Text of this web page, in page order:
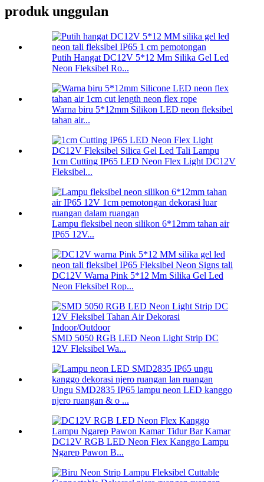
produk unggulan
Putih Hangat DC12V 5*12 Mm Silika Gel Led
Neon Fleksibel Ro...
Warna biru 5*12mm Silikon LED neon fleksibel
tahan air...
1cm Cutting IP65 LED Neon Flex Light DC12V
Fleksibel...
Lampu fleksibel neon silikon 6*12mm tahan air
IP65 12V...
DC12V Warna Pink 5*12 Mm Silika Gel Led
Neon Fleksibel Rop...
SMD 5050 RGB LED Neon Light Strip DC
12V Fleksibel Wa...
Ungu SMD2835 IP65 lampu neon LED kanggo
njero ruangan & o ...
DC12V RGB LED Neon Flex Kanggo Lampu
Ngarep Pawon B...